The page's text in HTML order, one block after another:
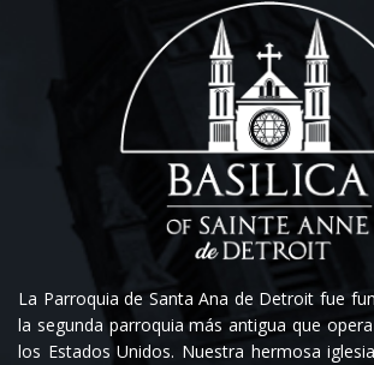
La Parroquia de Santa Ana de Detroit fue
la segunda parroquia más antigua que
los Estados Unidos. Nuestra hermosa